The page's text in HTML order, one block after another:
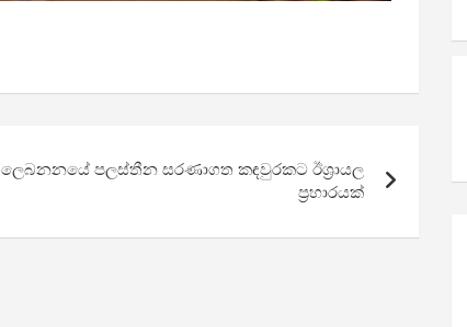
ලෙබනනයේ පලස්තීන සරණාගත කඳවුරකට ඊශ්‍රායල
ප්‍රහාරයක්